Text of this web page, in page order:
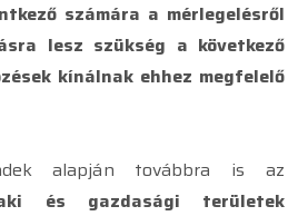
számára a mérlegelésről
lesz szükség a következő
kínálnak ehhez megfelelő
alapján továbbra is az
és gazdasági területek